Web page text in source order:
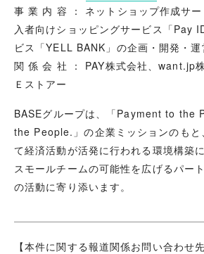
事 業 内 容 ： ネットショップ作成サ
入者向けショッピングサービス「Pay
ビス「YELL BANK」の企画・開発・運
関 係 会 社 ： PAY株式会社、want.jp
Ｅストアー
BASEグループは、「Payment to the
the People.」の企業ミッションのもと
て経済活動が活発に行われる環境構築
スモールチームの可能性を広げるパー
の活動に寄り添います。
【本件に関する報道関係お問い合わせ先